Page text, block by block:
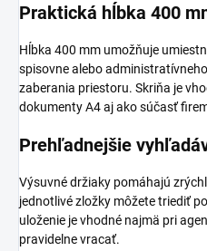
Praktická hĺbka 400
Hĺbka 400 mm umožňuje
spisovne alebo
zaberania priestoru. Skriňa je
dokumenty A4 aj ako súčasť
Prehľadnejšie
Výsuvné držiaky pomáhajú
jednotlivé zložky môžete triediť
uloženie je vhodné najmä pri
pravidelne vracať.